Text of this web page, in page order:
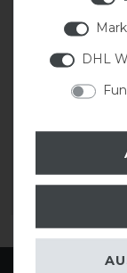
Equiline Gabe
DHL